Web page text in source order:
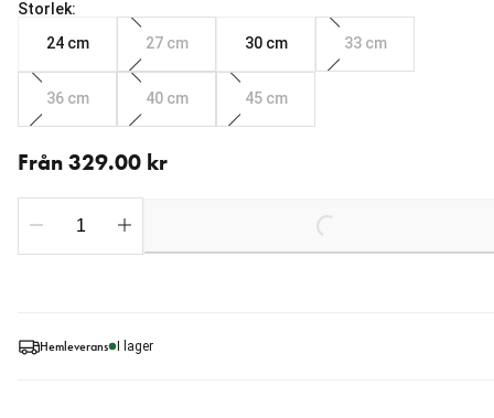
Hemleverans I lager
Storlek:
24 cm
27 cm 30 cm 33 cm
36 cm 40 cm 45 cm
Från 329.00 kr
Loading...